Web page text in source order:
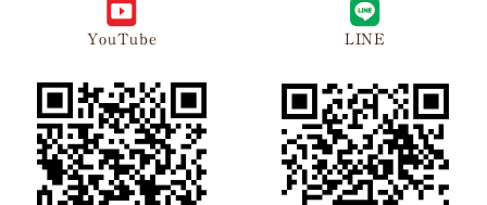
YouTube LINE